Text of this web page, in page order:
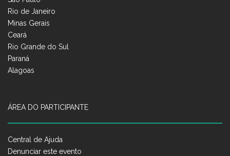
Rio de Janeiro
Minas Gerais
Ceará
Rio Grande do Sul
Paraná
Alagoas
ÁREA DO PARTICIPANTE
Central de Ajuda
Denunciar este evento